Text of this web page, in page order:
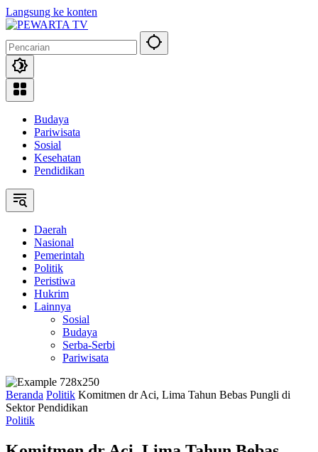
Langsung ke konten
Budaya
Pariwisata
Sosial
Kesehatan
Pendidikan
Daerah
Nasional
Pemerintah
Politik
Peristiwa
Hukrim
Lainnya
Sosial
Budaya
Serba-Serbi
Pariwisata
Beranda Politik Komitmen dr Aci, Lima Tahun Bebas Pungli di
Sektor Pendidikan
Politik